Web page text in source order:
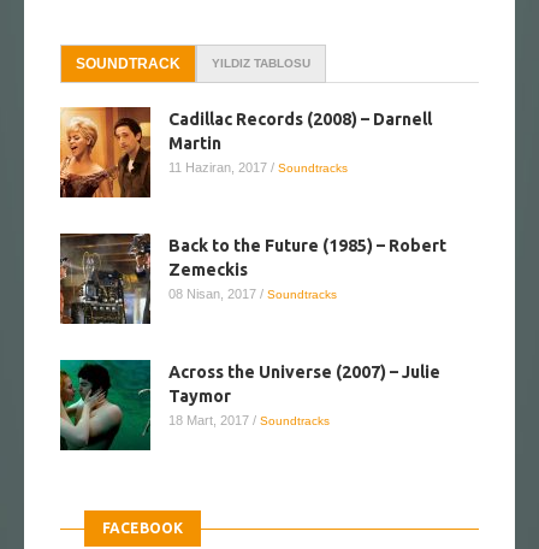
SOUNDTRACK YILDIZ TABLOSU
Cadillac Records (2008) – Darnell
Martin
11 Haziran, 2017 / Soundtracks
Back to the Future (1985) – Robert
Zemeckis
08 Nisan, 2017 / Soundtracks
Across the Universe (2007) – Julie
Taymor
18 Mart, 2017 / Soundtracks
FACEBOOK